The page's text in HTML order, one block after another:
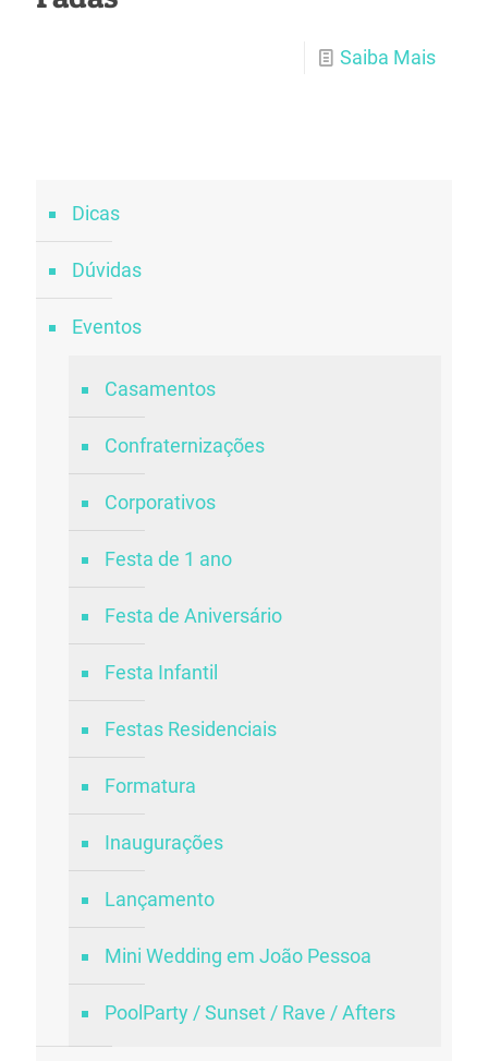
Saiba Mais
Dicas
Dúvidas
Eventos
Casamentos
Confraternizações
Corporativos
Festa de 1 ano
Festa de Aniversário
Festa Infantil
Festas Residenciais
Formatura
Inaugurações
Lançamento
Mini Wedding em João Pessoa
PoolParty / Sunset / Rave / Afters